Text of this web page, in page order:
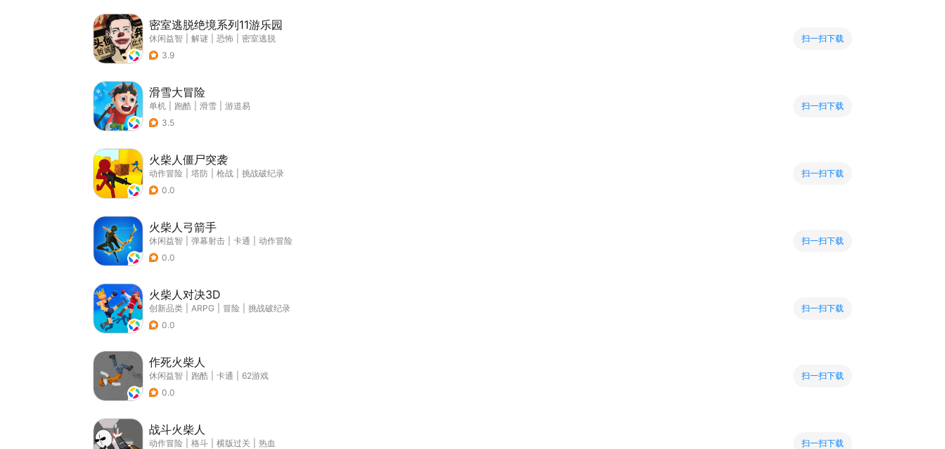
密室逃脱绝境系列11游乐园
休闲益智 解谜 恐怖
密室逃脱
3.9
扫一扫下载
滑雪大冒险
单机 跑酷 滑雪
游道易
3.5
扫一扫下载
火柴人僵尸突袭
动作冒险 塔防 枪战
挑战破纪录
0.0
扫一扫下载
火柴人弓箭手
休闲益智 弹幕射击 卡通
动作冒险
0.0
扫一扫下载
火柴人对决3D
创新品类 ARPG 冒险
挑战破纪录
0.0
扫一扫下载
作死火柴人
休闲益智 跑酷 卡通
62游戏
0.0
扫一扫下载
战斗火柴人
动作冒险 格斗 横版过关
热血
扫一扫下载